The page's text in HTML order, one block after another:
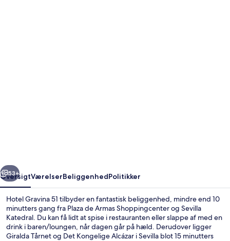
Næste
53+
OversigtVærelserBeliggenhedPolitikker
Hotel Gravina 51 tilbyder en fantastisk beliggenhed, mindre end 10
minutters gang fra Plaza de Armas Shoppingcenter og Sevilla
Katedral. Du kan få lidt at spise i restauranten eller slappe af med en
drink i baren/loungen, når dagen går på hæld. Derudover ligger
Giralda Tårnet og Det Kongelige Alcázar i Sevilla blot 15 minutters